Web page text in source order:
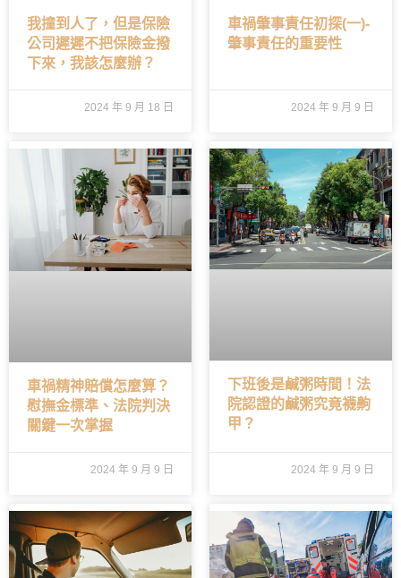
我撞到人了，但是保險
公司遲遲不把保險金撥
下來，我該怎麼辦？
2024 年 9 月 18 日
車禍肇事責任初探(一)-
肇事責任的重要性
2024 年 9 月 9 日
車禍精神賠償怎麼算？
慰撫金標準、法院判決
關鍵一次掌握
2024 年 9 月 9 日
下班後是鹹粥時間！法
院認證的鹹粥究竟襪齁
甲？
2024 年 9 月 9 日